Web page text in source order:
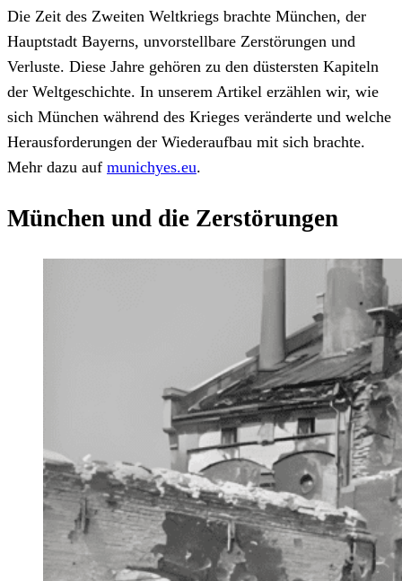
Die Zeit des Zweiten Weltkriegs brachte München, der
Hauptstadt Bayerns, unvorstellbare Zerstörungen und
Verluste. Diese Jahre gehören zu den düstersten Kapiteln
der Weltgeschichte. In unserem Artikel erzählen wir, wie
sich München während des Krieges veränderte und welche
Herausforderungen der Wiederaufbau mit sich brachte.
Mehr dazu auf munichyes.eu.
München und die Zerstörungen